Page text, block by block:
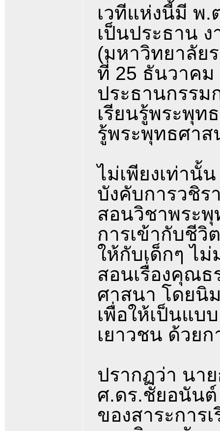
เวทีแห่งนี้มี พ
เป็นประธาน
(มหาวิทยาลัย
ที่ 25 ธันวาคม
ประธานกรรม
เรียนรู้พระพุท
รู้พระพุทธศา
ไม่เพียงเท่า
บังคับการวชิร
สอนวิชาพระ
การเข้ากับชีวิ
ให้กับเด็กๆ ไม่
สอนเรื่องคุณ
ศาสนา โดยนิ
เพื่อให้เป็นแบ
เยาวชน ด้วย
ปรากฏว่า นา
ศ.ดร.ชัยอนัน
ของสาระการ